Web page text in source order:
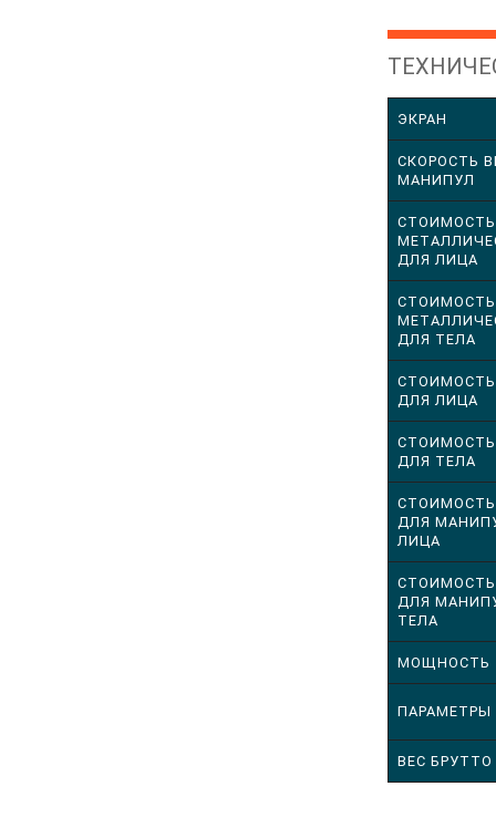
ЭКРАН
СКОРОСТЬ
МАНИПУЛ
ДЛЯ ЛИЦА
ДЛЯ ТЕЛА
ДЛЯ ЛИЦА
ДЛЯ ТЕЛА
ДЛЯ
ЛИЦА
ДЛЯ
ТЕЛА
МОЩНОСТЬ
ПАРАМЕТРЫ
ВЕС БРУТТО